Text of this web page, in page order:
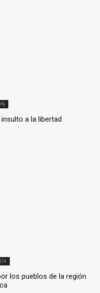
a la libertad
los pueblos de la región